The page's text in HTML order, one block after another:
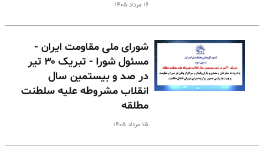
۱۶ مرداد ۱۴۰۵
شورای ملی مقاومت ایران -
مسئول شورا - تبریک ۳۰ تیر
در صد و بیستمین سال
انقلاب مشروطه علیه سلطنت
مطلقه
۱۵ مرداد ۱۴۰۵